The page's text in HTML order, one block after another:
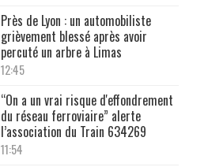
Près de Lyon : un automobiliste
grièvement blessé après avoir
percuté un arbre à Limas
12:45
“On a un vrai risque d'effondrement
du réseau ferroviaire” alerte
l’association du Train 634269
11:54